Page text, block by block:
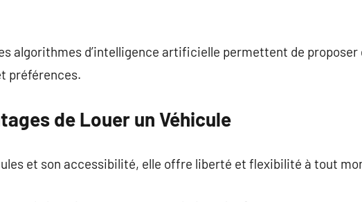
algorithmes d’intelligence artificielle permettent de proposer
préférences.
de Louer un Véhicule
et son accessibilité, elle offre liberté et flexibilité à tout